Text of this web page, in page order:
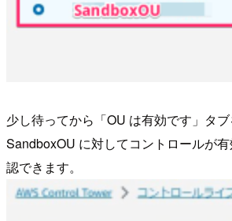
少し待ってから「OU は有効です」タブ
SandboxOU に対してコントロールが
認できます。